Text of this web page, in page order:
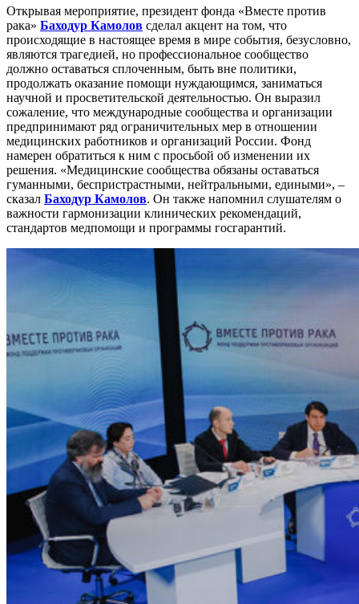
Открывая мероприятие, президент фонда «Вместе против
рака» Баходур Камолов сделал акцент на том, что
происходящие в настоящее время в мире события, безусловно,
являются трагедией, но профессиональное сообщество
должно оставаться сплоченным, быть вне политики,
продолжать оказание помощи нуждающимся, заниматься
научной и просветительской деятельностью. Он выразил
сожаление, что международные сообщества и организации
предпринимают ряд ограничительных мер в отношении
медицинских работников и организаций России. Фонд
намерен обратиться к ним с просьбой об изменении их
решения. «Медицинские сообщества обязаны оставаться
гуманными, беспристрастными, нейтральными, едиными», –
сказал Баходур Камолов. Он также напомнил слушателям о
важности гармонизации клинических рекомендаций,
стандартов медпомощи и программы госгарантий.